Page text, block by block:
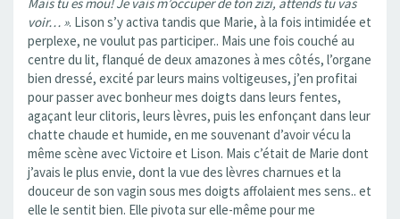
Mais tu es mou! Je vais m’occuper de ton zizi, attends tu vas
voir… ». Lison s’y activa tandis que Marie, à la fois intimidée et
perplexe, ne voulut pas participer.. Mais une fois couché au
centre du lit, flanqué de deux amazones à mes côtés, l’organe
bien dressé, excité par leurs mains voltigeuses, j’en profitai
pour passer avec bonheur mes doigts dans leurs fentes,
agaçant leur clitoris, leurs lèvres, puis les enfonçant dans leur
chatte chaude et humide, en me souvenant d’avoir vécu la
même scène avec Victoire et Lison. Mais c’était de Marie dont
j’avais le plus envie, dont la vue des lèvres charnues et la
douceur de son vagin sous mes doigts affolaient mes sens.. et
elle le sentit bien. Elle pivota sur elle-même pour me